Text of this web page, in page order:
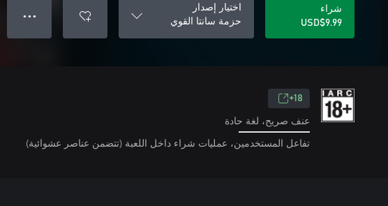
شراء
USD$9.99
اختيار إصدار
حزمة سانتا القوي
● ● ●
18+
عنف صريح، لغة حادة
تفاعل المستخدمين، عمليات شراء داخل اللعبة (تتضمن عناصر عشوائية)